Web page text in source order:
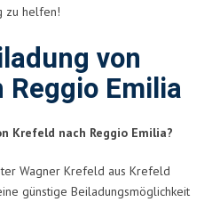
zu helfen!
von
Emilia
Krefeld nach Reggio Emilia?
Wagner Krefeld aus Krefeld
günstige Beiladungsmöglichkeit